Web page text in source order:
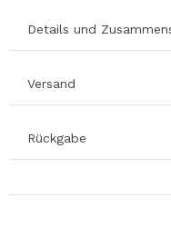
Details und
Versand
Rückgabe